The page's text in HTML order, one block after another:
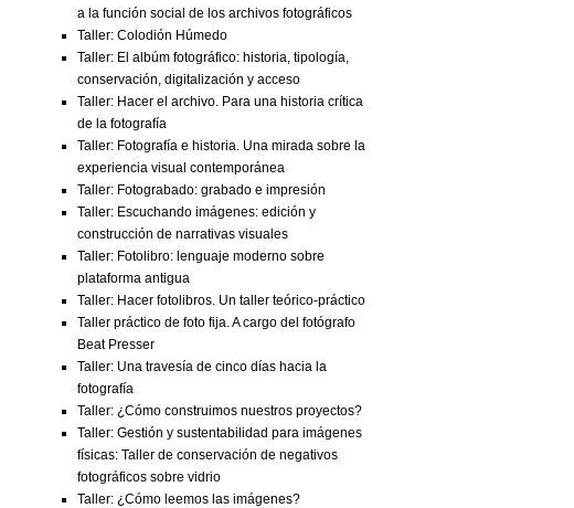
a la función social de los archivos fotográficos
Taller: Colodión Húmedo
Taller: El albúm fotográfico: historia, tipología,
conservación, digitalización y acceso
Taller: Hacer el archivo. Para una historia crítica
de la fotografía
Taller: Fotografía e historia. Una mirada sobre la
experiencia visual contemporánea
Taller: Fotograbado: grabado e impresión
Taller: Escuchando imágenes: edición y
construcción de narrativas visuales
Taller: Fotolibro: lenguaje moderno sobre
plataforma antigua
Taller: Hacer fotolibros. Un taller teórico-práctico
Taller práctico de foto fija. A cargo del fotógrafo
Beat Presser
Taller: Una travesía de cinco días hacia la
fotografía
Taller: ¿Cómo construimos nuestros proyectos?
Taller: Gestión y sustentabilidad para imágenes
físicas: Taller de conservación de negativos
fotográficos sobre vidrio
Taller: ¿Cómo leemos las imágenes?